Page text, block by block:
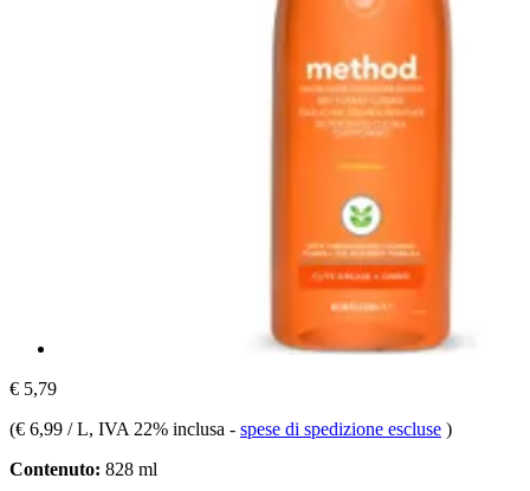
€ 5,79
(€ 6,99 / L, IVA 22% inclusa - spese di spedizione escluse )
Contenuto: 828 ml